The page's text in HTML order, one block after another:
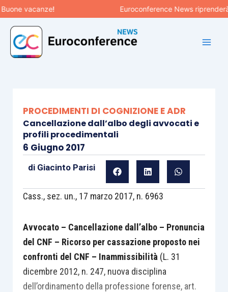
Vai
al
contenuto
vacanze! Euroconference News riprenderà
PROCEDIMENTI DI COGNIZIONE E ADR
Cancellazione dall’albo degli avvocati e
profili procedimentali
6 Giugno 2017
di Giacinto Parisi
Cass., sez. un., 17 marzo 2017, n. 6963
Avvocato – Cancellazione dall’albo – Pronuncia
del CNF – Ricorso per cassazione proposto nei
confronti del CNF – Inammissibilità (L. 31
dicembre 2012, n. 247, nuova disciplina
dell’ordinamento della professione forense, art.